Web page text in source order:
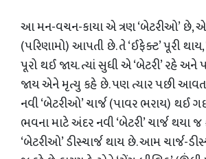
આ મન-વચન-કાયા એ ત્રણ ‘બેટરીઓ’ છે, એ
(પરિણામો) આપતી છે. તે ‘ઈફેક્ટ’ પૂરી થાય,
પૂરો થઈ જાય. ત્યાં સુધી એ ‘બેટરી’ રહે
જાય એને મૃત્યુ કહે છે. પણ ત્યાર પછી
નવી ‘બેટરીઓ’ ચાર્જ (પાવર ભરાય) થઈ
ભવના માટે અંદર નવી ‘બેટરી’ ચાર્જ થયા
‘બેટરીઓ’ ડીસ્ચાર્જ થાય છે. આમ ચાર્જ-